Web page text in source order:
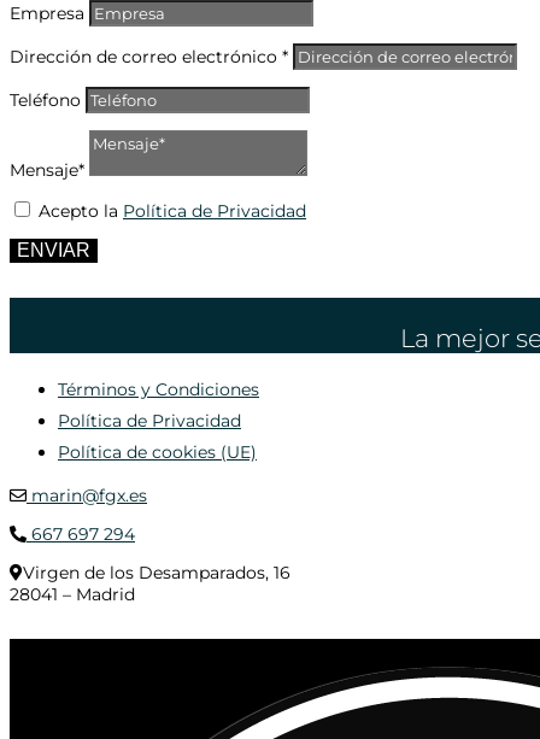
Empresa
Dirección de correo electrónico *
Teléfono
Mensaje*
Acepto la Política de Privacidad
ENVIAR
La mejor
Términos y Condiciones
Política de Privacidad
Política de cookies (UE)
marin@fgx.es
667 697 294
Virgen de los Desamparados, 16
28041 – Madrid